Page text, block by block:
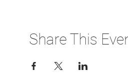
Share This